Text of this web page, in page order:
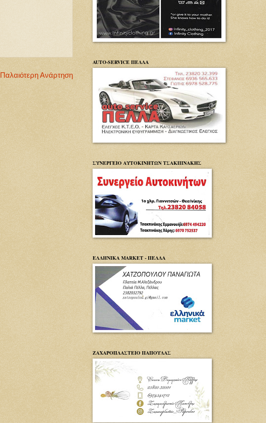
Παλαιότερη Ανάρτηση
AUTO-SERVICE ΠΕΛΛΑ
ΣΥΝΕΡΓΕΙΟ ΑΥΤΟΚΙΝΗΤΩΝ ΤΣΑΚΠΙΝΑΚΗΣ
ΕΛΛΗΝΙΚΑ MARKET - ΠΕΛΛΑ
ΖΑΧΑΡΟΠΛΑΣΤΕΙΟ ΠΑΠΟΥΛΑΣ